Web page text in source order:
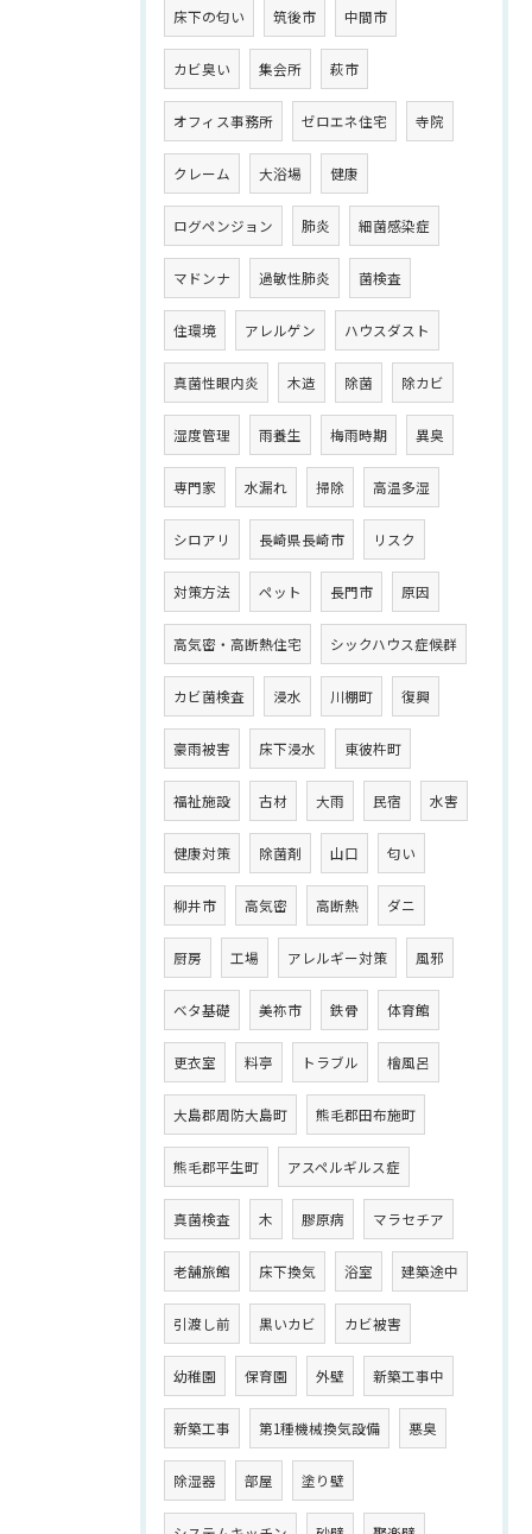
床下の匂い 筑後市 中間市
カビ臭い 集会所 萩市
オフィス事務所 ゼロエネ住宅 寺院
クレーム 大浴場 健康
ログペンジョン 肺炎 細菌感染症
マドンナ 過敏性肺炎 菌検査
住環境 アレルゲン ハウスダスト
真菌性眼内炎 木造 除菌 除カビ
湿度管理 雨養生 梅雨時期 異臭
専門家 水漏れ 掃除 高温多湿
シロアリ 長崎県長崎市 リスク
対策方法 ペット 長門市 原因
高気密・高断熱住宅 シックハウス症候群
カビ菌検査 浸水 川棚町 復興
豪雨被害 床下浸水 東彼杵町
福祉施設 古材 大雨 民宿 水害
健康対策 除菌剤 山口 匂い
柳井市 高気密 高断熱 ダニ
厨房 工場 アレルギー対策 風邪
ベタ基礎 美祢市 鉄骨 体育館
更衣室 料亭 トラブル 檜風呂
大島郡周防大島町 熊毛郡田布施町
熊毛郡平生町 アスペルギルス症
真菌検査 木 膠原病 マラセチア
老舗旅館 床下換気 浴室 建築途中
引渡し前 黒いカビ カビ被害
幼稚園 保育園 外壁 新築工事中
新築工事 第1種機械換気設備 悪臭
除湿器 部屋 塗り壁